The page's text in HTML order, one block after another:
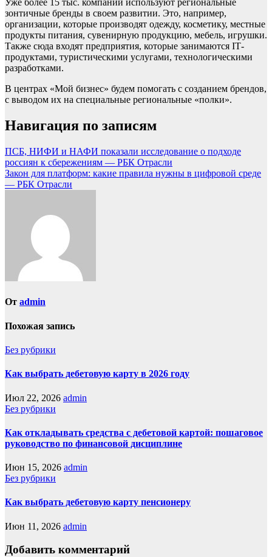
Уже более 15 тыс. компаний используют региональные
зонтичные бренды в своем развитии. Это, например,
организации, которые производят одежду, косметику, местные
продукты питания, сувенирную продукцию, мебель, игрушки.
Также сюда входят предприятия, которые занимаются IТ-
продуктами, туристическими услугами, технологическими
разработками.
В центрах «Мой бизнес» будем помогать с созданием брендов,
с выводом их на специальные региональные «полки».
Навигация по записям
ПСБ, НИФИ и НАФИ показали исследование о подходе
россиян к сбережениям — РБК Отрасли
Закон для платформ: какие правила нужны в цифровой среде
— РБК Отрасли
От admin
Похожая запись
Без рубрики
Как выбрать дебетовую карту в 2026 году
Июл 22, 2026 admin
Без рубрики
Как откладывать средства с дебетовой картой: пошаговое
руководство по финансовой дисциплине
Июн 15, 2026 admin
Без рубрики
Как выбрать дебетовую карту пенсионеру
Июн 11, 2026 admin
Добавить комментарий